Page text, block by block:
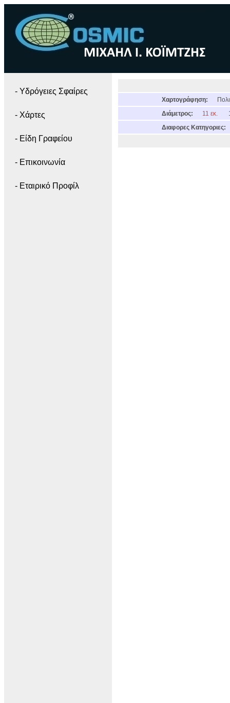
- Yδρόγειες Σφαίρες
- Χάρτες
- Είδη Γραφείου
- Επικοινωνία
- Εταιρικό Προφίλ
Χαρτογράφηση:
Διάμετρος:
11 εκ.
Διαφορες Κατηγοριες: